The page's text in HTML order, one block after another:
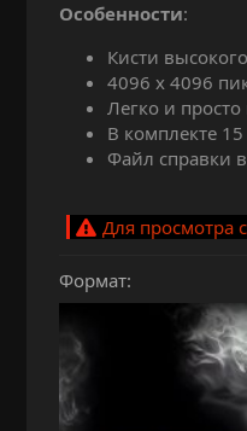
Особенности:
Кисти
4096 х 4096
Легко и просто
В комплекте
Файл справки
Для просмотра
Формат